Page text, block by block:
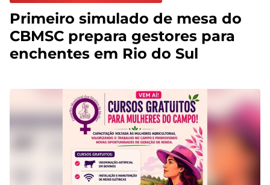
Primeiro simulado de mesa do
CBMSC prepara gestores para
enchentes em Rio do Sul